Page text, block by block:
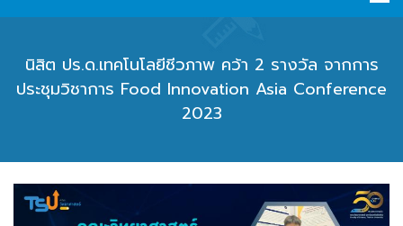
นิสิต ปร.ด.เทคโนโลยีชีวภาพ คว้า 2 รางวัล จากการ
ประชุมวิชาการ Food Innovation Asia Conference
2023